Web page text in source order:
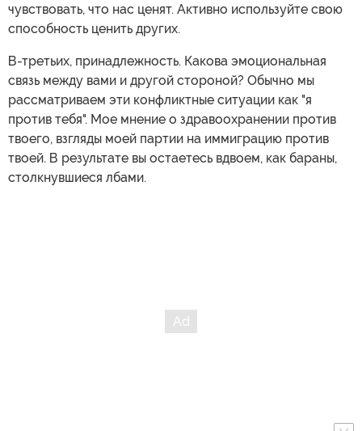
чувствовать, что нас ценят. Активно используйте свою
способность ценить других.
В-третьих, принадлежность. Какова эмоциональная
связь между вами и другой стороной? Обычно мы
рассматриваем эти конфликтные ситуации как "я
против тебя". Мое мнение о здравоохранении против
твоего, взгляды моей партии на иммиграцию против
твоей. В результате вы остаетесь вдвоем, как бараны,
столкнувшиеся лбами.